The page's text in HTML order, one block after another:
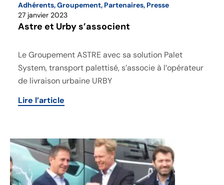
Adhérents,Groupement, Partenaires, Presse
27 janvier 2023
Astre et Urby s’associent
Le Groupement ASTRE avec sa solution Palet
System, transport palettisé, s’associe à l’opérateur
de livraison urbaine URBY
Lire l’article